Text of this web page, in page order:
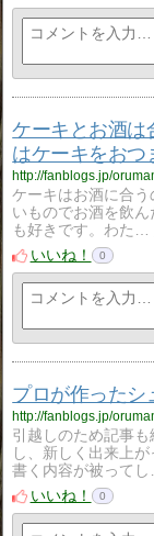
ケーキとお酒は
はケーキをおつ
http://fanblogs.jp/
ケーキはお酒に合
いものでお酒を飲
も好きです。わた…
いいね！
0
プロが作った
http://fanblogs.jp/
引越しのため記事
し、新しく出来上
書く内容が被って
いいね！
0